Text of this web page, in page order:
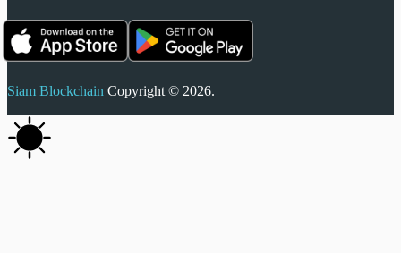
Siam Blockchain Copyright © 2026.